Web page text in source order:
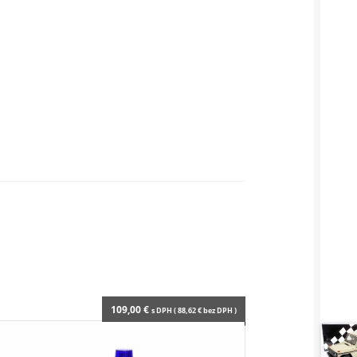
109,00€ s DPH (88,62€bez DPH )